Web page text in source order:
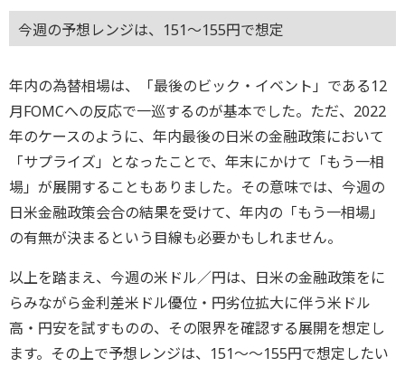
今週の予想レンジは、151～155円で想定
年内の為替相場は、「最後のビック・イベント」である12
月FOMCへの反応で一巡するのが基本でした。ただ、2022
年のケースのように、年内最後の日米の金融政策において
「サプライズ」となったことで、年末にかけて「もう一相
場」が展開することもありました。その意味では、今週の
日米金融政策会合の結果を受けて、年内の「もう一相場」
の有無が決まるという目線も必要かもしれません。
以上を踏まえ、今週の米ドル／円は、日米の金融政策をに
らみながら金利差米ドル優位・円劣位拡大に伴う米ドル
高・円安を試すものの、その限界を確認する展開を想定し
ます。その上で予想レンジは、151～～155円で想定したい